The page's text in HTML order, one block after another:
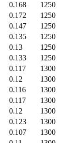
0.168
1250
0.172
1250
0.147
1250
0.135
1250
0.13
1250
0.133
1250
0.117
1300
0.12
1300
0.116
1300
0.117
1300
0.12
1300
0.123
1300
0.107
1300